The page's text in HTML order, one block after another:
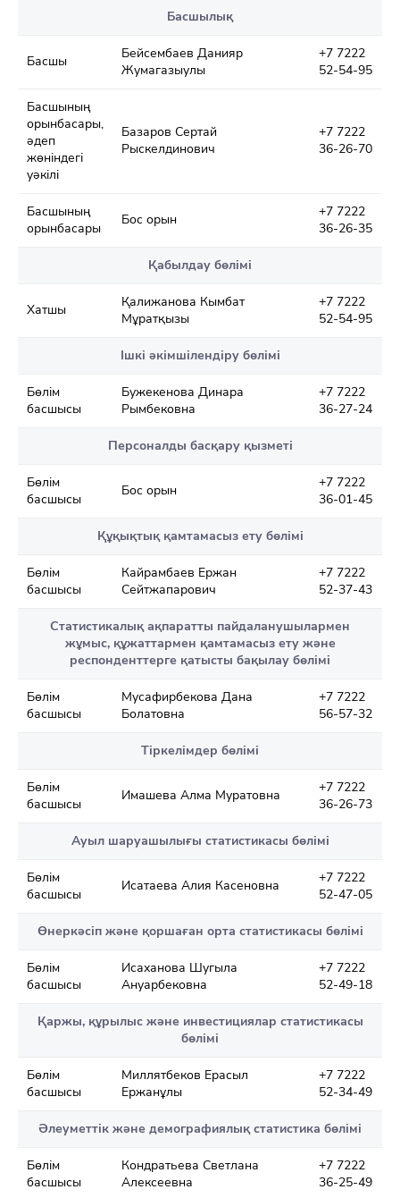
Басшылық
Басшы
Бейсембаев Данияр
Жумагазыулы
+7 7222
52-54-95
Басшының
орынбасары,
әдеп
жөніндегі
уәкілі
Базаров Сертай
Рыскелдинович
+7 7222
36-26-70
Басшының
орынбасары
Бос орын
+7 7222
36-26-35
Қабылдау бөлімі
Хатшы
Қалижанова Кымбат
Мұратқызы
+7 7222
52-54-95
Ішкі әкімшілендіру бөлімі
Бөлім
басшысы
Бужекенова Динара
Рымбековна
+7 7222
36-27-24
Персоналды басқару қызметі
Бөлім
басшысы
Бос орын
+7 7222
36-01-45
Құқықтық қамтамасыз ету бөлімі
Бөлім
басшысы
Кайрамбаев Ержан
Сейтжапарович
+7 7222
52-37-43
Статистикалық ақпаратты пайдаланушылармен
жұмыс, құжаттармен қамтамасыз ету және
респонденттерге қатысты бақылау бөлімі
Бөлім
басшысы
Мусафирбекова Дана
Болатовна
+7 7222
56-57-32
Тіркелімдер бөлімі
Бөлім
басшысы
Имашева Алма Муратовна
+7 7222
36-26-73
Ауыл шаруашылығы статистикасы бөлімі
Бөлім
басшысы
Исатаева Алия Касеновна
+7 7222
52-47-05
Өнеркәсіп және қоршаған орта статистикасы бөлімі
Бөлім
басшысы
Исаханова Шугыла
Ануарбековна
+7 7222
52-49-18
Қаржы, құрылыс және инвестициялар статистикасы
бөлімі
Бөлім
басшысы
Миллятбеков Ерасыл
Ержанұлы
+7 7222
52-34-49
Әлеуметтік және демографиялық статистика бөлімі
Бөлім
басшысы
Кондратьева Светлана
Алексеевна
+7 7222
36-25-49